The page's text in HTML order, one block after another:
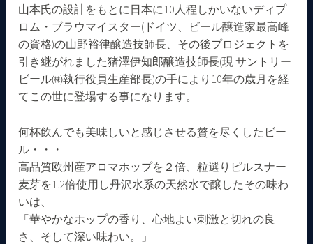
山本氏の設計をもとに日本に10人程しかいないディプ
ロム・ブラウマイスター(ドイツ、ビール醸造家最高峰
の資格)の山野裕律醸造技師長、その後プロジェクトを
引き継がれました猪澤伊知郎醸造技師長(現 サントリー
ビール㈱執行役員生産部長)の手により10年の歳月を経
てこの世に登場する事になります。
何杯飲んでも美味しいと感じさせる贅を尽くしたビー
ル・・・
高品質欧州産アロマホップを２倍、粒選りピルスナー
麦芽を1.2倍使用し丹沢水系の天然水で醸したその味わ
いは、
「華やかなホップの香り、心地よい刺激と切れの良
さ、そして深い味わい。」